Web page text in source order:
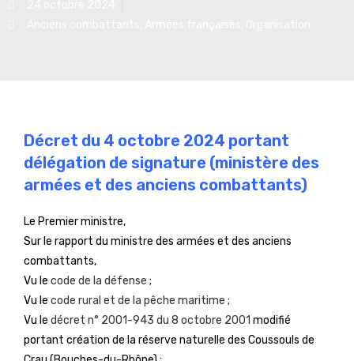
Décret du 4 octobre 2024 portant
délégation de signature (ministère des
armées et des anciens combattants)
Le Premier ministre,
Sur le rapport du ministre des armées et des anciens
combattants,
Vu le code de la défense ;
Vu le code rural et de la pêche maritime ;
Vu le décret n° 2001-943 du 8 octobre 2001 modifié
portant création de la réserve naturelle des Coussouls de